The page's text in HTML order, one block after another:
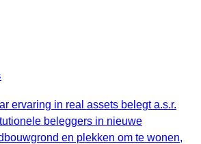
ervaring in real assets belegt a.s.r.
beleggers in nieuwe
en plekken om te wonen,